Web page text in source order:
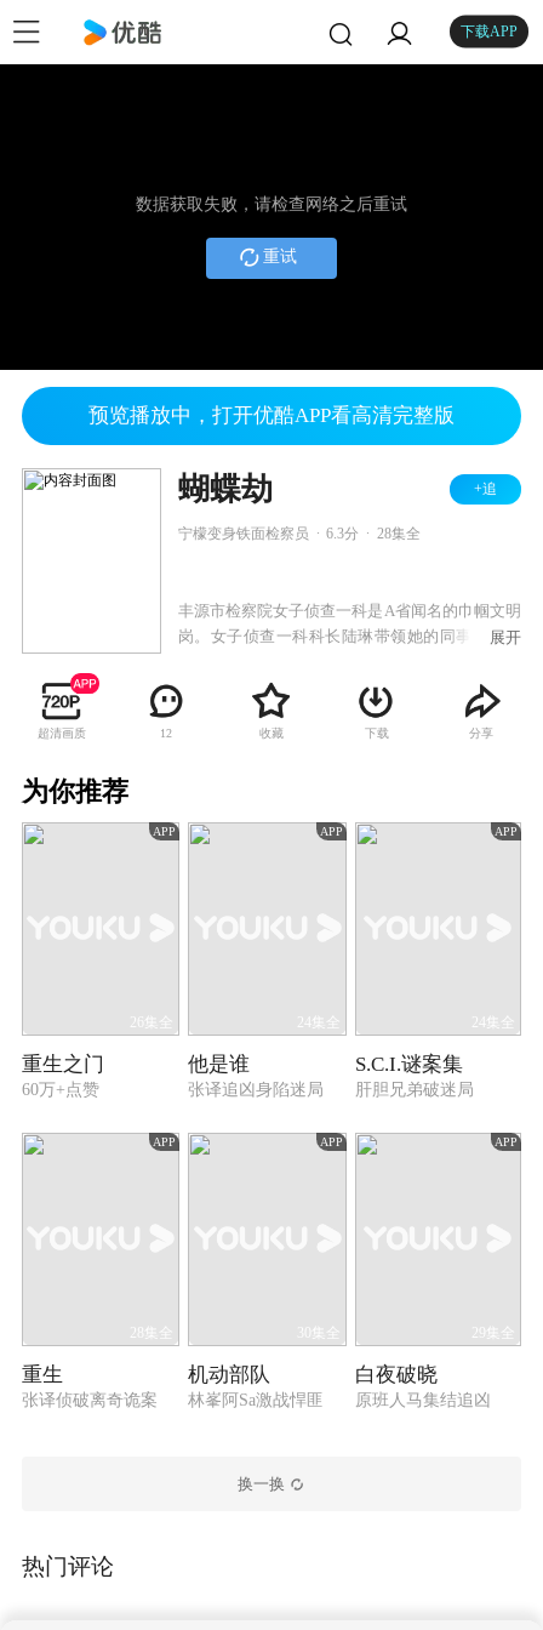
下载APP
数据获取失败，请检查网络之后重试
重试
预览播放中，打开优酷APP看高清完整版
蝴蝶劫 +追
宁檬变身铁面检察员 6.3分 28集全
丰源市检察院女子侦查一科是A省闻名的巾帼文明
岗。女子侦查一科科长陆琳带领她的同事一直战
着，以事实为依据，以法律为准绳，成功破获了
多起职务犯罪案件。
展开
超清画质 12 收藏 下载 分享
为你推荐
APP
26集全
重生之门
60万+点赞
APP
24集全
他是谁
张译追凶身陷迷局
APP
24集全
S.C.I.谜案集
肝胆兄弟破迷局
APP
28集全
重生
张译侦破离奇诡案
APP
30集全
机动部队
林峯阿Sa激战悍匪
APP
29集全
白夜破晓
原班人马集结追凶
换一换
热门评论